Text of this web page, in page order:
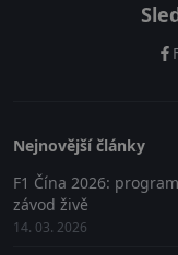
Nejnovější články
F1 Čína 2026:
závod živě
14. 03. 2026